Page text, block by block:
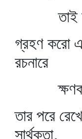
তাই আজ
গ্রহণ করো এ
রচনারে
ক্ষণকাল
তার পরে
সার্থকতা,